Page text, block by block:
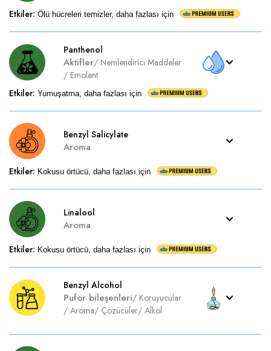
Etkiler: Ölü hücreleri temizler, daha fazlası için
Panthenol
Aktifler/ Nemlendirici Maddeler
/ Emolent
Etkiler: Yumuşatma, daha fazlası için
Benzyl Salicylate
Aroma
Etkiler: Kokusu örtücü, daha fazlası için
Linalool
Aroma
Etkiler: Kokusu örtücü, daha fazlası için
Benzyl Alcohol
Puför bileşenleri/ Koruyucular
/ Aroma/ Çözücüler/ Alkol